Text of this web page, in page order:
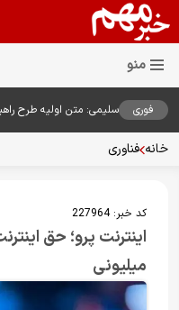
فوری
سلیمی: متن اولیه طرح
خانه فناوری
کد خبر:227964
اینترنت پرو؛ حق
میلیونى